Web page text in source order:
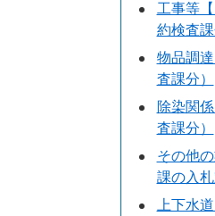
工事等
約検査課
物品調
査課分）
除染関
査課分）
その他
課の入札
上下水